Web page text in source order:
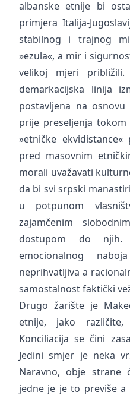
albanske etnije bi
primjera Italija-
stabilnog i trajnog
»ezula«, a mir i
velikoj mjeri
demarkacijska linija
postavljena na
prije preseljenja
»etničke
pred masovnim
morali uvažavati
da bi svi srpski
u potpunom
zajamčenim
dostupom do
emocionalnog
neprihvatljiva a
samostalnost faktički
Drugo žarište je
etnije, jako
Konciliacija se čini
Jedini smjer je neka
Naravno, obje strane
jedne je je to previše